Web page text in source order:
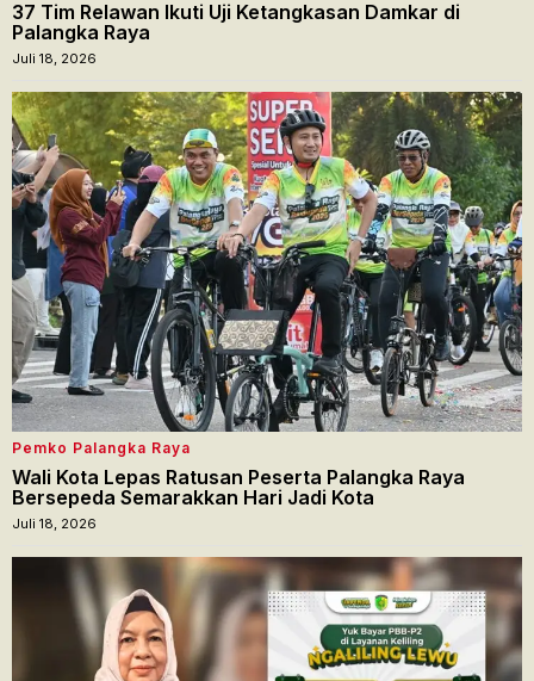
37 Tim Relawan Ikuti Uji Ketangkasan Damkar di
Palangka Raya
Juli 18, 2026
Pemko Palangka Raya
Wali Kota Lepas Ratusan Peserta Palangka Raya
Bersepeda Semarakkan Hari Jadi Kota
Juli 18, 2026